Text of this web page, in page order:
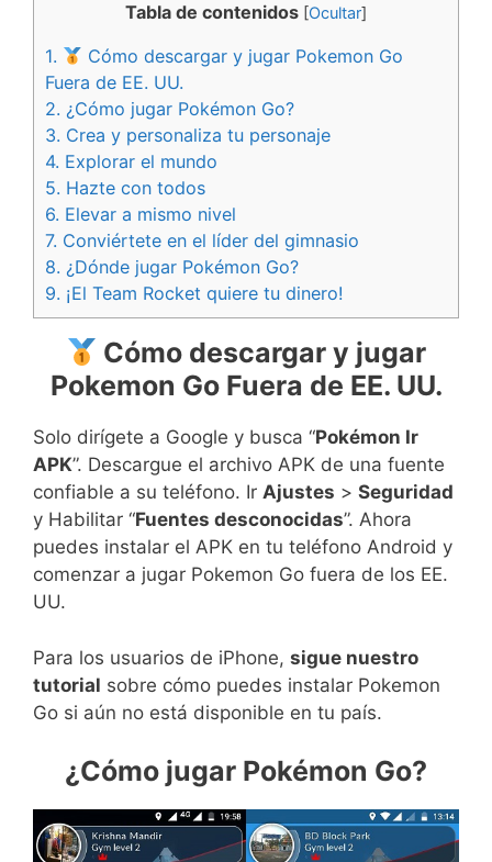
Tabla de contenidos [Ocultar]
1.
Cómo descargar y jugar Pokemon Go
Fuera de EE. UU.
2. ¿Cómo jugar Pokémon Go?
3. Crea y personaliza tu personaje
4. Explorar el mundo
5. Hazte con todos
6. Elevar a mismo nivel
7. Conviértete en el líder del gimnasio
8. ¿Dónde jugar Pokémon Go?
9. ¡El Team Rocket quiere tu dinero!
Cómo descargar y jugar
Pokemon Go Fuera de EE. UU.
Solo dirígete a Google y busca “Pokémon Ir
APK”. Descargue el archivo APK de una fuente
confiable a su teléfono. Ir Ajustes > Seguridad
y Habilitar “Fuentes desconocidas”. Ahora
puedes instalar el APK en tu teléfono Android y
comenzar a jugar Pokemon Go fuera de los EE.
UU.
Para los usuarios de iPhone, sigue nuestro
tutorial sobre cómo puedes instalar Pokemon
Go si aún no está disponible en tu país.
¿Cómo jugar Pokémon Go?